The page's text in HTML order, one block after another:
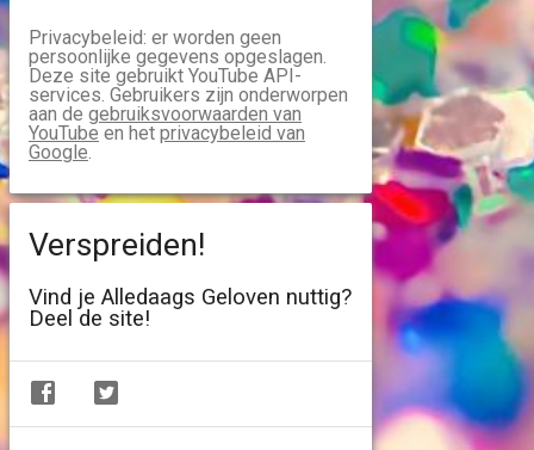
Privacybeleid: er worden geen
persoonlijke gegevens opgeslagen.
Deze site gebruikt YouTube API-
services. Gebruikers zijn onderworpen
aan de gebruiksvoorwaarden van
YouTube en het privacybeleid van
Google.
Verspreiden!
Vind je Alledaags Geloven nuttig?
Deel de site!